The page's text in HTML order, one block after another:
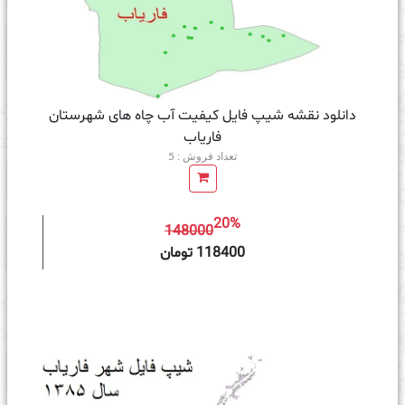
دانلود نقشه شیپ فایل کیفیت آب چاه های شهرستان
فاریاب
تعداد فروش : 5
14800020%
118400 تومان